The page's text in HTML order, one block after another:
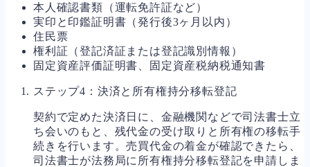
本人確認書類（運転免許証など）
実印と印鑑証明書（発行後3ヶ月以内）
住民票
権利証（登記済証または登記識別情報）
固定資産評価証明書、固定資産税納税通知書
ステップ4：決済と所有権持分移転登記
契約で定めた決済日に、金融機関などで司法書士立
ち会いのもと、残代金の受け取りと所有権の移転手
続きを行います。売買代金の着金が確認できたら、
司法書士が法務局に所有権持分移転登記を申請しま